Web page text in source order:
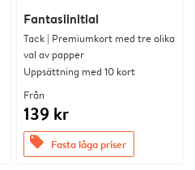
Fantasiinitial
Tack | Premiumkort med tre olika
val av papper
Uppsättning med 10 kort
Från
139 kr
offers Fasta låga priser